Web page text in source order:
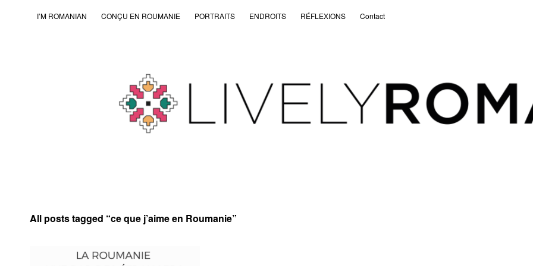
I’M ROMANIAN CONÇU EN ROUMANIE PORTRAITS ENDROITS RÉFLEXIONS Contact
All posts tagged “ce que j’aime en Roumanie”